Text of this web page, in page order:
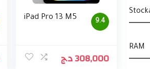
9.4
iPad Pro 13 M5
308,000د.ج
RAM